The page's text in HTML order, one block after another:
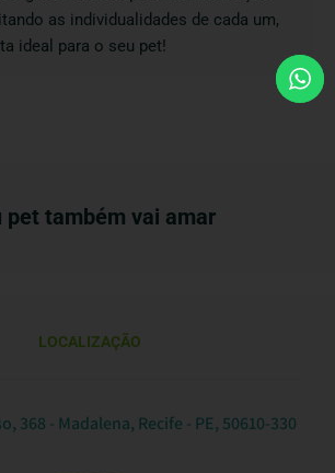
as individualidades de cada um,
ideal para o seu pet!
pet também vai amar
LOCALIZAÇÃO
368 - Madalena, Recife - PE, 50610-330